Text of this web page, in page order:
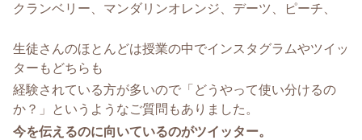
クランベリー、マンダリンオレンジ、デーツ、ピーチ、
生徒さんのほとんどは授業の中でインスタグラムやツイッ
ターもどちらも
経験されている方が多いので「どうやって使い分けるの
か？」というようなご質問もありました。
今を伝えるのに向いているのがツイッター。